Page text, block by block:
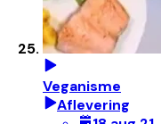
Veganisme
Aflevering